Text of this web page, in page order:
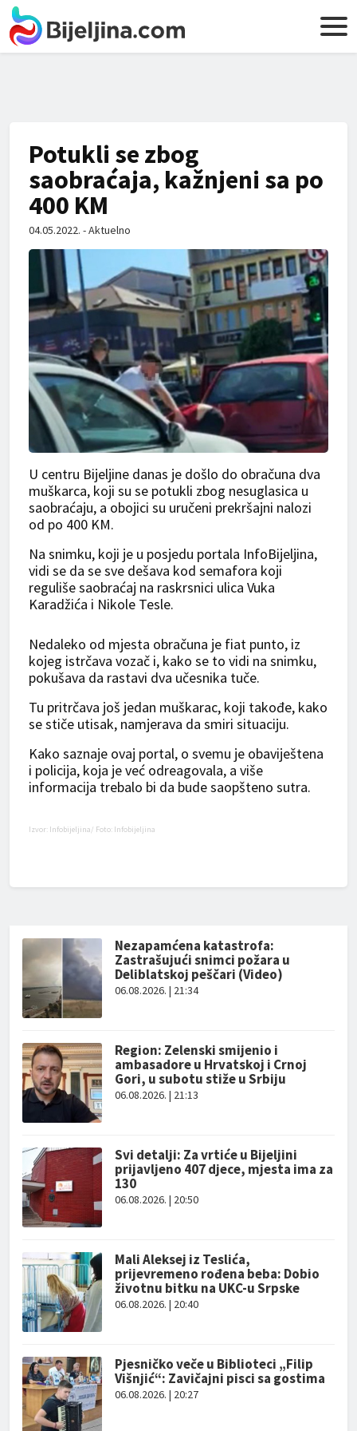
Potukli se zbog
saobraćaja, kažnjeni sa po
400 KM
04.05.2022. - Aktuelno
U centru Bijeljine danas je došlo do obračuna dva
muškarca, koji su se potukli zbog nesuglasica u
saobraćaju, a obojici su uručeni prekršajni nalozi
od po 400 KM.
Na snimku, koji je u posjedu portala InfoBijeljina,
vidi se da se sve dešava kod semafora koji
reguliše saobraćaj na raskrsnici ulica Vuka
Karadžića i Nikole Tesle.
Nedaleko od mjesta obračuna je fiat punto, iz
kojeg istrčava vozač i, kako se to vidi na snimku,
pokušava da rastavi dva učesnika tuče.
Tu pritrčava još jedan muškarac, koji takođe, kako
se stiče utisak, namjerava da smiri situaciju.
Kako saznaje ovaj portal, o svemu je obaviještena
i policija, koja je već odreagovala, a više
informacija trebalo bi da bude saopšteno sutra.
Izvor: Infobijeljina/ Foto: Infobijeljina
Nezapamćena katastrofa:
Zastrašujući snimci požara u
Deliblatskoj peščari (Video)
06.08.2026. | 21:34
Region: Zelenski smijenio i
ambasadore u Hrvatskoj i Crnoj
Gori, u subotu stiže u Srbiju
06.08.2026. | 21:13
Svi detalji: Za vrtiće u Bijeljini
prijavljeno 407 djece, mjesta ima za
130
06.08.2026. | 20:50
Mali Aleksej iz Teslića,
prijevremeno rođena beba: Dobio
životnu bitku na UKC-u Srpske
06.08.2026. | 20:40
Pjesničko veče u Biblioteci „Filip
Višnjić“: Zavičajni pisci sa gostima
06.08.2026. | 20:27